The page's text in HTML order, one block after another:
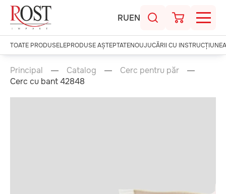
RUEN
TOATE PRODUSELEPRODUSE AȘTEPTATENOUJUCĂRII CU
Principal Catalog
Cerc pentru păr
Cerc cu bant 42848